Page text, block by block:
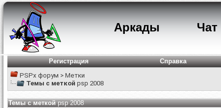
Аркады Чат
Регистрация
Справка
PSPx форум > Метки
Темы с меткой psp 2008
Темы с меткойpsp 2008